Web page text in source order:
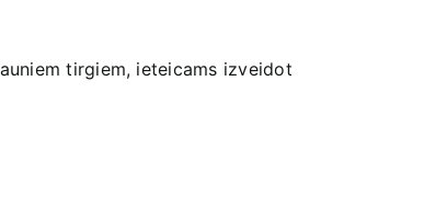
tirgiem, ieteicams izveidot